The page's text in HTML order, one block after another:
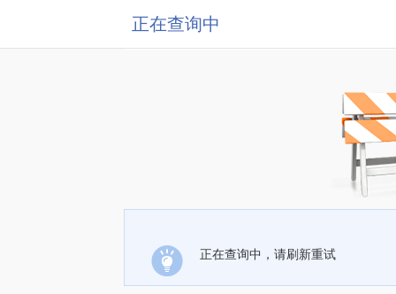
正在查询中
正在查询中，请刷新重试